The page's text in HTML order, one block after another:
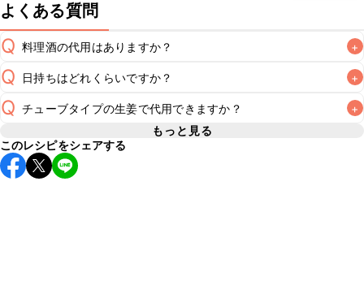
よくある質問
Q 料理酒の代用はありますか？ +
A
Q 日持ちはどれくらいですか？ +
A
保存期間は冷蔵で当日中が目安です。なるべくお早めにお召
※日持ちは目安です。
Q チューブタイプの生姜で代用できますか？ +
A
チューブタイプの生姜を使用してもお作りいただけます。小
さじ1を目安に加え、お好みの風味になるようご調節くださ
い。
もっと見る
このレシピをシェアする